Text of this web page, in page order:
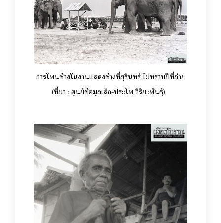
การโพนช้างในงานแสดงช้างที่สุรินทร์ ไม่ทราบปีที่ถ่าย
(ที่มา : ศูนย์ข้อมูลเล็ก-ประไพ วิริยะพันธุ์)